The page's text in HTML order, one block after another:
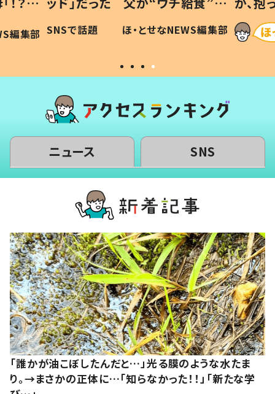
編集部
作り続ける理由とは #令和の親
#令和の子
SNSで話題 ほ・とせなNEWS編集部 「涙が
い」
ニュース SNS
「誰かが油こぼしたんだと…」光る膜のような水たま
り。→まさかの正体に…「知らなかった！！」「新たな学